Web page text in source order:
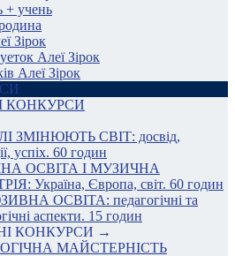
+ учень
Зірок
Алеї Зірок
Алеї Зірок
КОНКУРСИ
ЗМІНЮЮТЬ СВІТ: досвід,
успіх. 60 годин
ОСВІТА І МУЗИЧНА
Україна, Європа, світ. 60 годин
ОСВІТА: педагогічні та
аспекти. 15 годин
КОНКУРСИ →
МАЙСТЕРНІСТЬ